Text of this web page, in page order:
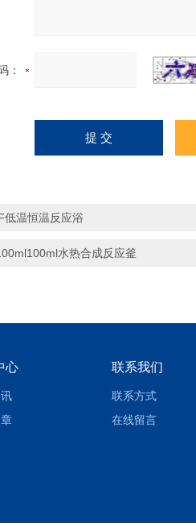
：
低温恒温反应浴
水热合成反应釜
心 联系我们
联系方式
在线留言